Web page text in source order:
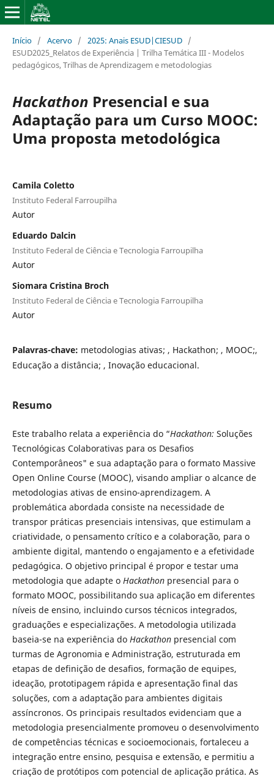
Início / Acervo / 2025: Anais ESUD|CIESUD /
ESUD2025_Relatos de Experiência | Trilha Temática III - Modelos
pedagógicos, Trilhas de Aprendizagem e metodologias
Hackathon Presencial e sua
Adaptação para um Curso MOOC:
Uma proposta metodológica
Camila Coletto
Instituto Federal Farroupilha
Autor
Eduardo Dalcin
Instituto Federal de Ciência e Tecnologia Farroupilha
Autor
Siomara Cristina Broch
Instituto Federal de Ciência e Tecnologia Farroupilha
Autor
Palavras-chave: metodologias ativas; , Hackathon; , MOOC;,
Educação a distância; , Inovação educacional.
Resumo
Este trabalho relata a experiência do “Hackathon: Soluções
Tecnológicas Colaborativas para os Desafios
Contemporâneos" e sua adaptação para o formato Massive
Open Online Course (MOOC), visando ampliar o alcance de
metodologias ativas de ensino-aprendizagem. A
problemática abordada consiste na necessidade de
transpor práticas presenciais intensivas, que estimulam a
criatividade, o pensamento crítico e a colaboração, para o
ambiente digital, mantendo o engajamento e a efetividade
pedagógica. O objetivo principal é propor e testar uma
metodologia que adapte o Hackathonpresencial para o
formato MOOC, possibilitando sua aplicação em diferentes
níveis de ensino, incluindo cursos técnicos integrados,
graduações e especializações. A metodologia utilizada
baseia-se na experiência do Hackathonpresencial com
turmas de Agronomia e Administração, estruturada em
etapas de definição de desafios, formação de equipes,
ideação, prototipagem rápida e apresentação final das
soluções, com a adaptação para ambientes digitais
assíncronos. Os principais resultados evidenciam que a
metodologia presencialmente promoveu o desenvolvimento
de competências técnicas e socioemocionais, fortaleceu a
integração entre ensino, pesquisa e extensão, e permitiu a
criação de protótipos com potencial de aplicação prática. As